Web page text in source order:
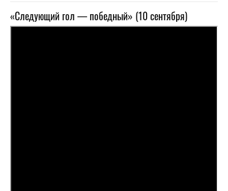
«Следующий гол — победный» (10 сентября)